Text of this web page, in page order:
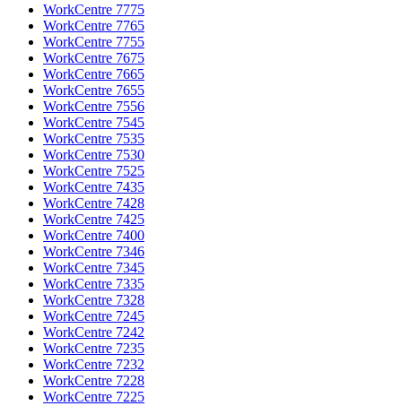
WorkCentre 7775
WorkCentre 7765
WorkCentre 7755
WorkCentre 7675
WorkCentre 7665
WorkCentre 7655
WorkCentre 7556
WorkCentre 7545
WorkCentre 7535
WorkCentre 7530
WorkCentre 7525
WorkCentre 7435
WorkCentre 7428
WorkCentre 7425
WorkCentre 7400
WorkCentre 7346
WorkCentre 7345
WorkCentre 7335
WorkCentre 7328
WorkCentre 7245
WorkCentre 7242
WorkCentre 7235
WorkCentre 7232
WorkCentre 7228
WorkCentre 7225